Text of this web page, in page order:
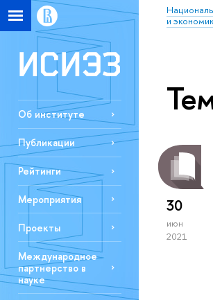
и
Об институте
Публикации
Рейтинги
Мероприятия
Проекты
Международное
партнерство в
науке
30
июн
2021